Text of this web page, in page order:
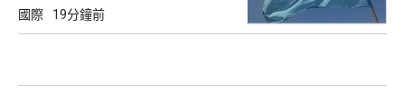
國際 19分鐘前